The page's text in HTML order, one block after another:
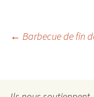
← Barbecue de fin